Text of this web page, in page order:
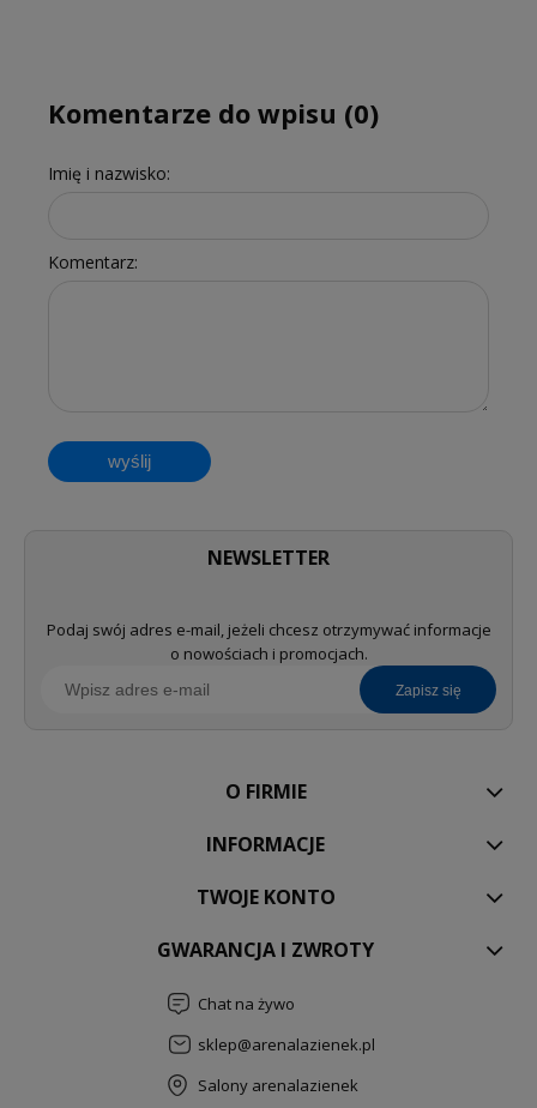
Komentarze do wpisu (0)
Imię i nazwisko:
Komentarz:
wyślij
NEWSLETTER
Podaj swój adres e-mail, jeżeli chcesz otrzymywać informacje
o nowościach i promocjach.
zapisz się
O FIRMIE
INFORMACJE
TWOJE KONTO
GWARANCJA I ZWROTY
Chat na żywo
sklep@arenalazienek.pl
Salony arenalazienek